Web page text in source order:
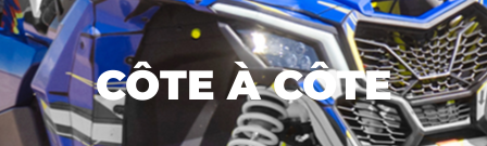
CÔTE À CÔTE